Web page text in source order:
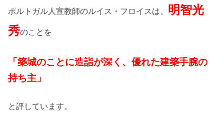
ポルトガル人宣教師のルイス・フロイスは、 明智光
秀のことを
「築城のことに造詣が深く、優れた建築手腕の
持ち主」
と評しています。